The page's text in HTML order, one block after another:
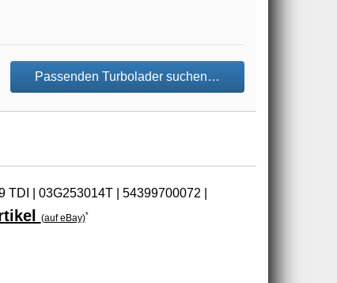
Passenden Turbolader suchen…
TDI | 03G253014T | 54399700072 |
(auf eBay)*